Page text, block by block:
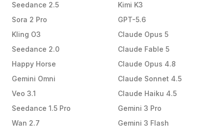
Seedance 2.5
Sora 2 Pro
Kling O3
Seedance 2.0
Happy Horse
Gemini Omni
Veo 3.1
Seedance 1.5 Pro
Wan 2.7
Kimi K3
GPT-5.6
Claude Opus 5
Claude Fable 5
Claude Opus 4.8
Claude Sonnet 4.5
Claude Haiku 4.5
Gemini 3 Pro
Gemini 3 Flash